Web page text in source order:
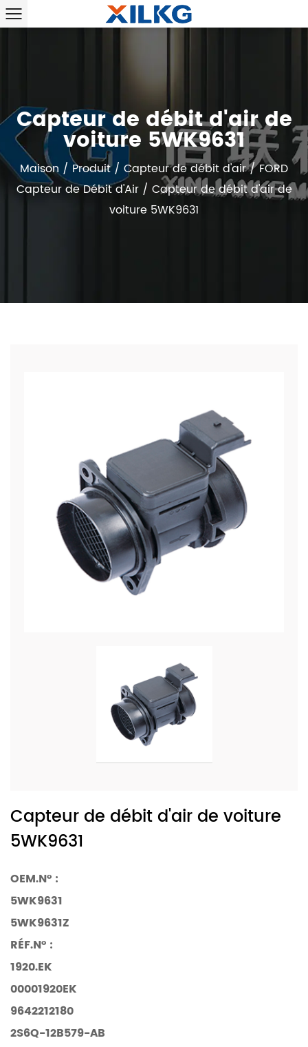
Capteur de débit d'air de
voiture 5WK9631
Maison / Produit/ Capteur de débit d'air/FORD
Capteur de Débit d'Air/ Capteur de débit d'air de
voiture 5WK9631
Capteur de débit d'air de voiture
5WK9631
OEM.N° :
5WK9631
5WK9631Z
RÉF.N° :
1920.EK
00001920EK
9642212180
2S6Q-12B579-AB